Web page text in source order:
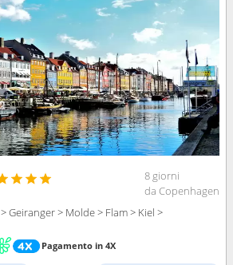
8 giorni
da Copenhagen
Geiranger > Molde > Flam > Kiel >
Pagamento in 4X